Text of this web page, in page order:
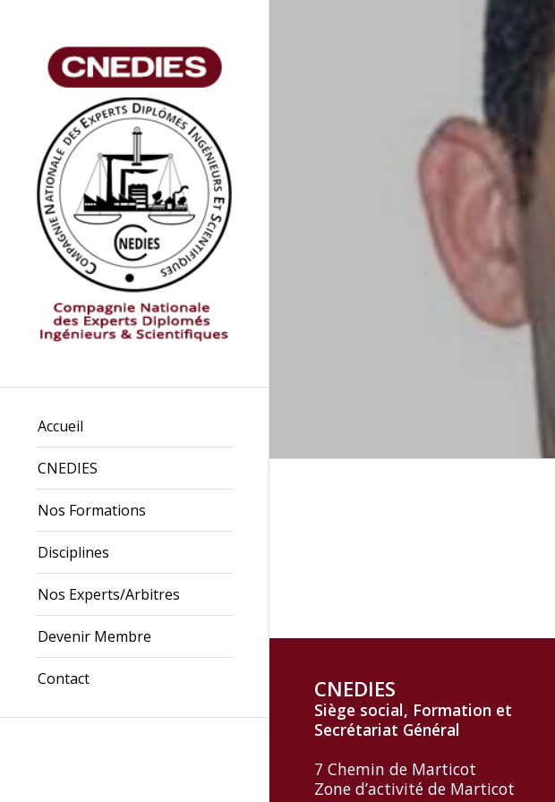
Accueil
CNEDIES
Nos Formations
Disciplines
Nos Experts/Arbitres
Devenir Membre
Contact CNEDIES
Siège social, Formation et
Secrétariat Général
7 Chemin de Marticot
Zone d’activité de Marticot